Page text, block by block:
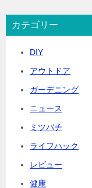
カテゴリー
DIY
アウトドア
ガーデニング
ニュース
ミツバチ
ライフハック
レビュー
健康